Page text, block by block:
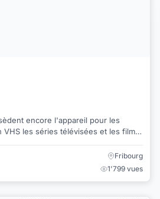
encore l'appareil pour les
les séries télévisées et les films
Fribourg
1'799 vues